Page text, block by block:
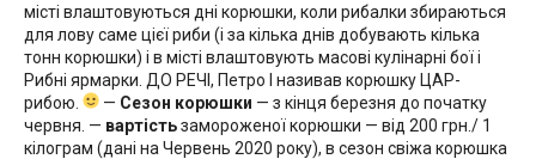
місті влаштовуються дні корюшки, коли рибалки збираються
для лову саме цієї риби (і за кілька днів добувають кілька
тонн корюшки) і в місті влаштовують масові кулінарні бої і
Рибні ярмарки. ДО РЕЧІ, Петро I називав корюшку ЦАР-
рибою.
— Сезон корюшки — з кінця березня до початку
червня. — вартістьзамороженої корюшки — від 200 грн./ 1
кілограм (дані на Червень 2020 року), в сезон свіжа корюшка